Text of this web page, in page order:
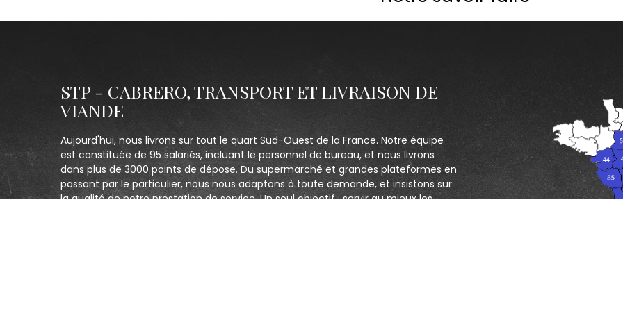
STP - CABRERO, TRANSPORT ET LIVRAISON DE
VIANDE
Aujourd'hui, nous livrons sur tout le quart Sud-Ouest de la France. Notre équipe
est constituée de 95 salariés, incluant le personnel de bureau, et nous livrons
dans plus de 3000 points de dépose. Du supermarché et grandes plateformes en
passant par le particulier, nous nous adaptons à toute demande, et insistons sur
la qualité de notre prestation de service. Un seul objectif : servir au mieux les